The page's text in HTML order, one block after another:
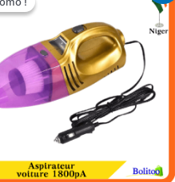
initial
22.000 CFA.
est :
14.900 CFA.